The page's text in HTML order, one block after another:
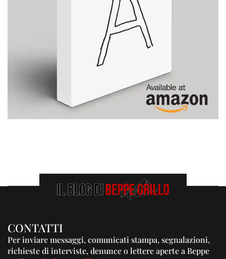
CONTATTI
Per inviare messaggi, comunicati stampa, segnalazioni,
richieste di interviste, denunce o lettere aperte a Beppe